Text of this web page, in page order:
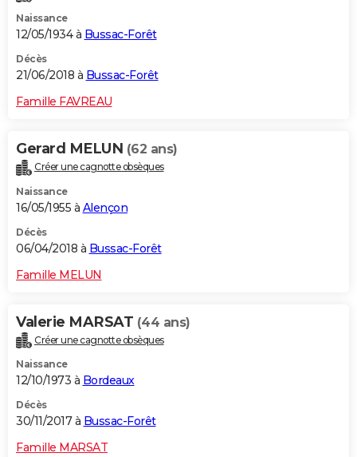
Naissance
12/05/1934 à Bussac-Forêt
Décès
21/06/2018 à Bussac-Forêt
Famille FAVREAU
Gerard MELUN (62 ans)
Créer une cagnotte obsèques
Naissance
16/05/1955 à Alençon
Décès
06/04/2018 à Bussac-Forêt
Famille MELUN
Valerie MARSAT (44 ans)
Créer une cagnotte obsèques
Naissance
12/10/1973 à Bordeaux
Décès
30/11/2017 à Bussac-Forêt
Famille MARSAT